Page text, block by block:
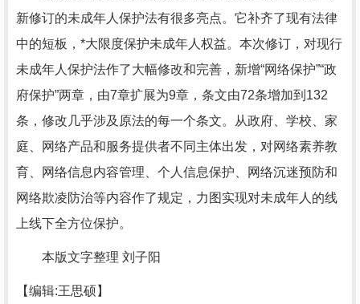
新修订的未成年人保护法有很多亮点。它补齐了现有法律
中的短板，*大限度保护未成年人权益。本次修订，对现行
未成年人保护法作了大幅修改和完善，新增“网络保护”“政
府保护”两章，由7章扩展为9章，条文由72条增加到132
条，修改几乎涉及原法的每一个条文。从政府、学校、家
庭、网络产品和服务提供者不同主体出发，对网络素养教
育、网络信息内容管理、个人信息保护、网络沉迷预防和
网络欺凌防治等内容作了规定，力图实现对未成年人的线
上线下全方位保护。
本版文字整理 刘子阳
【编辑:王思硕】